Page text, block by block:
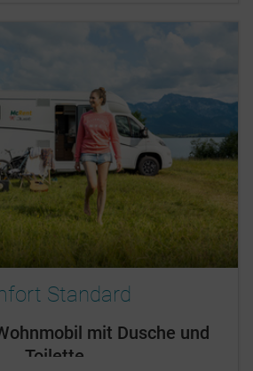
Standard
mit Dusche und
Toilette